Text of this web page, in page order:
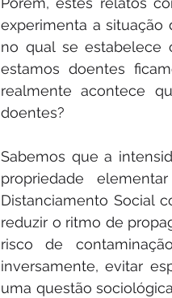
experimenta a situação
no qual se estabelece
estamos doentes
realmente acontece
doentes?
Sabemos que a
propriedade
Distanciamento Social
reduzir o ritmo de
risco de
inversamente, evitar
uma questão